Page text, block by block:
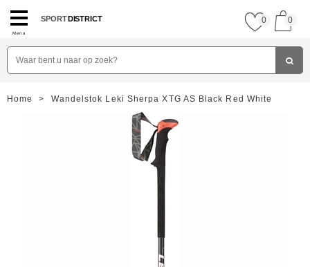
Menu
SPORTDISTRICT 0 0
Home > Wandelstok Leki Sherpa XTG AS Black Red White